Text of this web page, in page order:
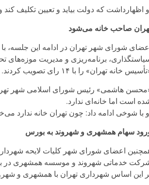
او اظهارداشت که دولت بیاید و تعیین تکلیف
صاحب خانه می‌شود
اعضای شورای شهر تهران در ادامه این جلسه،
برنامه‌ریزی و مدیریت
خانه تهران» را با ۱۴ رای تصویب کردند.
هاشمی» رئیس شورای اسلامی شهر
است اما خانه‌ای ندارد.
او با شوخی ادامه داد: چون تهران خانه ندارد
سهام همشهری و شهروند به بورس
اعضای شورای شهر کلیات لایحه
خدماتی شهروند و موسسه همشهری در
این اساس شهرداری تهران با همشهری و